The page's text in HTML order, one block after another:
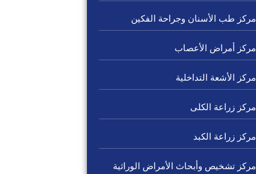
مركز طب الأسنان وجراحة الفكين
مركز أمراض الأعصاب
مركز الأشعة التداخلية
مركز زراعة الكلى
مركز زراعة الكبد
مركز تشخيص وأبحاث الأمراض الوراثية